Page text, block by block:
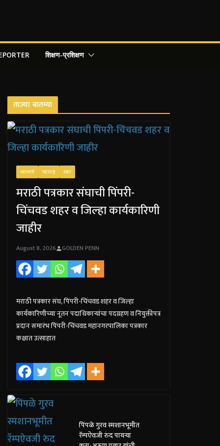
शिक्षण-प्रशिक्षण
ताज्या बातम्या
महत्त्वाचे महाराष्ट्र शहर
मराठी पत्रकार संघाची पिंपरी-
चिंचवड शहर व जिल्हा कार्यकारिणी
जाहीर
August 8, 2026 GOLDEN PENN
मराठी पत्रकार संघ, पिंपरी-चिंचवड शहर व जिल्हा
कार्यकारिणीच्या नूतन पदाधिकाऱ्यांचा पदग्रहण व नियुक्तीपत्र
प्रदान समारंभ पिंपरी-चिंचवड महानगरपालिका पत्रकार
कक्षात उत्साहात
पिंपळे गुरव स्मशानभूमीत
रॅम्पऐवजी रुंद पायऱ्या